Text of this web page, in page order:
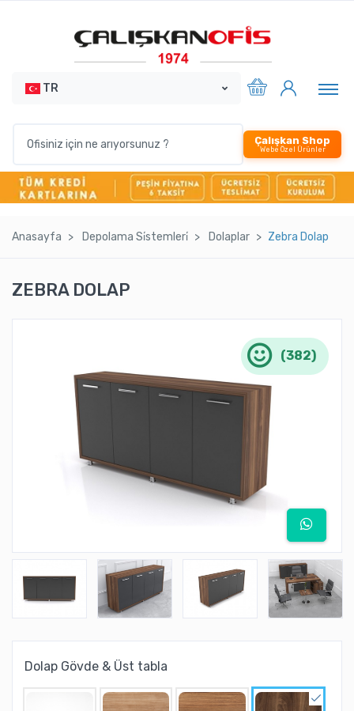
TR
Çalışkan Shop
Webe Özel Ürünler
Anasayfa Depolama Si̇stemleri̇ Dolaplar Zebra Dolap
ZEBRA DOLAP
(382)
Dolap Gövde & Üst tabla